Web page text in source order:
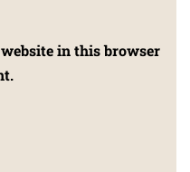
in this browser